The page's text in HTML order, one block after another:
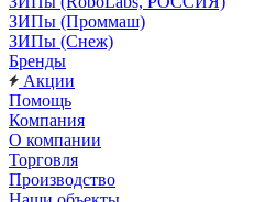
ЗИПы (Проммаш)
ЗИПы (Снеж)
Бренды
Акции
Помощь
Компания
О компании
Торговля
Производство